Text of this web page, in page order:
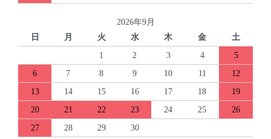
2026年9月
日
月 火 水 木 金
土
1
2 3 4
5
6
7 8 9 10 11
12
13
14 15 16 17 18
19
20
21 22 23 24 25
26
27
28 29 30